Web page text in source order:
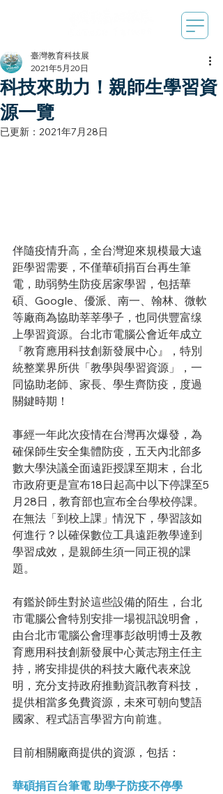
科技來助力！親師生學習資
源一覽
臺灣教育科技展
2021年5月20日
已更新： 2021年7月28日
伴隨疫情升高，全台灣迎來規模最大遠
距學習需要，不僅華碩捐百台再生筆
電，助弱勢生防疫居家學習， 包括華
碩、Google、優派、南一、翰林、微軟
等廠商為協助莘莘學子，也同供豐富缐
上學習資源。台北市電腦公會近年成立
『教育應用科技創新發展中心』，特別
統整業界所供「教學與學習資源」，一
同協助老師、家長、學生齊防疫，度過
關鍵時期！
事經一年此次疫情在台灣再次爆發，為
確保師生安全集體防疫，五天內北部多
數大學決議全面遠距授課至期末，台北
市政府更是宣布18日起高中以下停課至5
月28日，教育部也宣布全台學校停課。
在無法「到校上課」情況下，學習該如
何進行？以確保數位工具遠距教學達到
學習成效，是親師生須一同正視的課
題。
有鑑於師生對於這些設備的陌生，台北
市電腦公會特別安排一場視訊說明會，
由台北市電腦公會理事彭啟明博士及教
育應用科技創新發展中心黃志翔主任主
持，將安排提供的科技大廠代表來說
明，充分支持政府推動資訊教育科技，
提供相當多免費資源，未來可朝向雙語
國家、程式語言學習方向前進。
目前相關廠商提供的資源，包括：
華碩捐百台筆電 助學子防疫不停學